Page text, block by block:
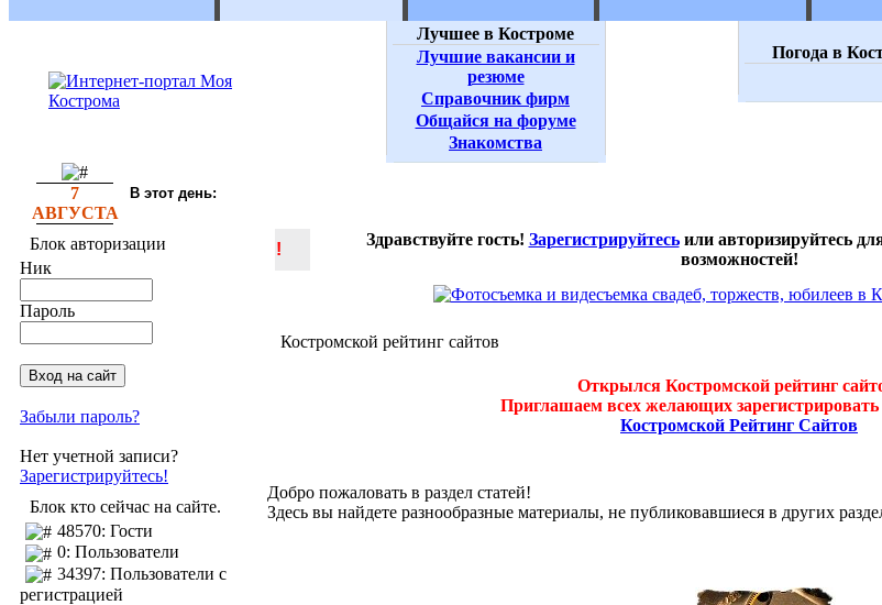
Лучшее в Костроме
Лучшие вакансии и
резюме
Справочник фирм
Общайся на форуме
Знакомства
Погода в
7
АВГУСТА
В этот день:
Блок авторизации
Ник
Пароль
Забыли пароль?
Нет учетной записи?
Зарегистрируйтесь!
Блок кто сейчас на сайте.
48570: Гости
0: Пользователи
34397: Пользователи с
регистрацией
!
Здравствуйте гость! Зарегистрируйтесьили авторизируйтесь
возможностей!
Костромской рейтинг сайтов
Открылся Костромской рейтинг
Приглашаем всех желающих
Костромской Рейтинг Сайтов
Добро пожаловать в раздел статей!
Здесь вы найдете разнообразные материалы, не публиковавшиеся в других